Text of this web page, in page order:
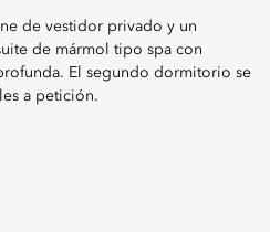
de vestidor privado y un
de mármol tipo spa con
El segundo dormitorio se
a petición.